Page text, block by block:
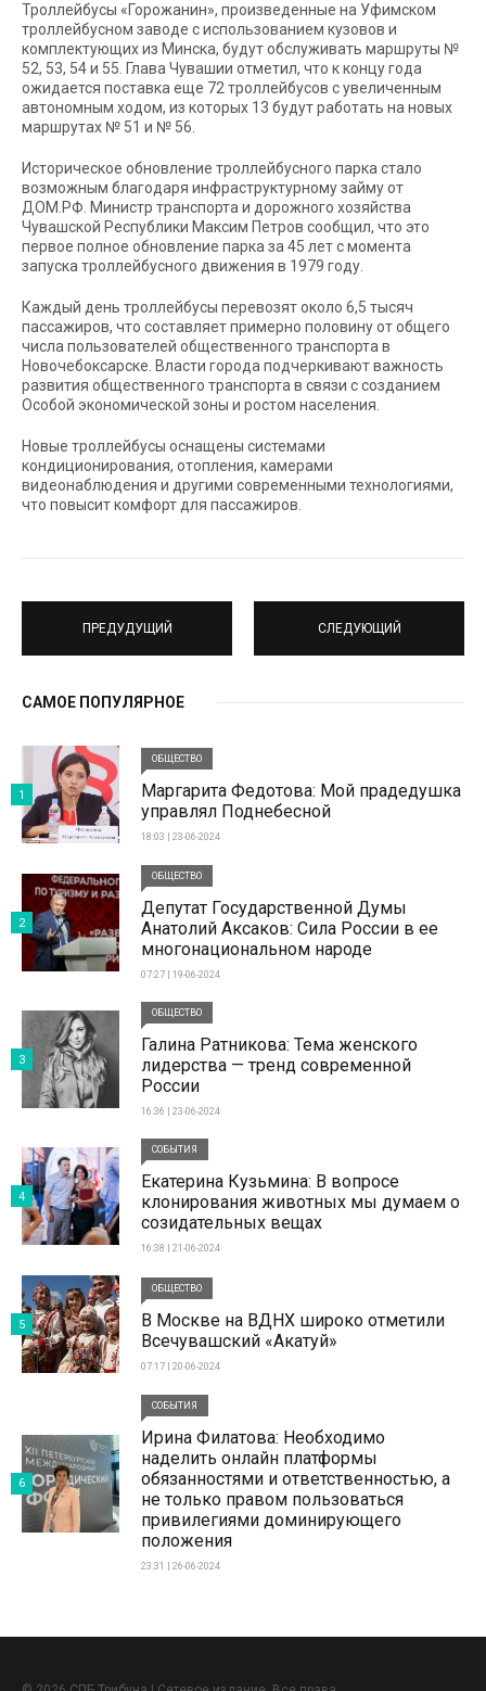
Троллейбусы «Горожанин», произведенные на Уфимском
троллейбусном заводе с использованием кузовов и
комплектующих из Минска, будут обслуживать маршруты №
52, 53, 54 и 55. Глава Чувашии отметил, что к концу года
ожидается поставка еще 72 троллейбусов с увеличенным
автономным ходом, из которых 13 будут работать на новых
маршрутах № 51 и № 56.
Историческое обновление троллейбусного парка стало
возможным благодаря инфраструктурному займу от
ДОМ.РФ. Министр транспорта и дорожного хозяйства
Чувашской Республики Максим Петров сообщил, что это
первое полное обновление парка за 45 лет с момента
запуска троллейбусного движения в 1979 году.
Каждый день троллейбусы перевозят около 6,5 тысяч
пассажиров, что составляет примерно половину от общего
числа пользователей общественного транспорта в
Новочебоксарске. Власти города подчеркивают важность
развития общественного транспорта в связи с созданием
Особой экономической зоны и ростом населения.
Новые троллейбусы оснащены системами
кондиционирования, отопления, камерами
видеонаблюдения и другими современными технологиями,
что повысит комфорт для пассажиров.
ПРЕДУДУЩИЙ СЛЕДУЮЩИЙ
САМОЕ ПОПУЛЯРНОЕ
ОБЩЕСТВО
Маргарита Федотова: Мой прадедушка
управлял Поднебесной
18:03 | 23-06-2024
1
ОБЩЕСТВО
Депутат Государственной Думы
Анатолий Аксаков: Сила России в ее
многонациональном народе
07:27 | 19-06-2024
2
ОБЩЕСТВО
Галина Ратникова: Тема женского
лидерства — тренд современной
России
16:36 | 23-06-2024
3
СОБЫТИЯ
Екатерина Кузьмина: В вопросе
клонирования животных мы думаем о
созидательных вещах
16:38 | 21-06-2024
4
ОБЩЕСТВО
В Москве на ВДНХ широко отметили
Всечувашский «Акатуй»
07:17 | 20-06-2024
5
СОБЫТИЯ
Ирина Филатова: Необходимо
наделить онлайн платформы
обязанностями и ответственностью, а
не только правом пользоваться
привилегиями доминирующего
положения
23:31 | 26-06-2024
6